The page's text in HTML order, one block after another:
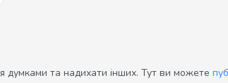
думками та надихати інших. Тут ви можете